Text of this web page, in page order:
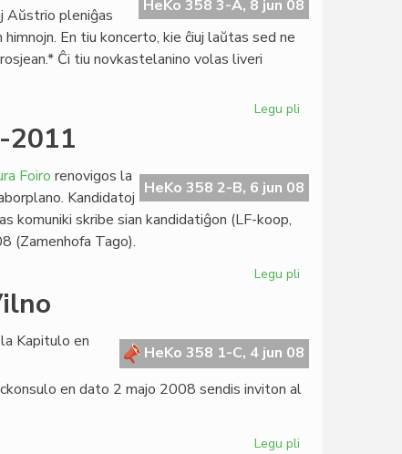
Lisbona
HeKo 358 3-A, 8 jun 08
Aŭstrio pleniĝas
En tiu koncerto, kie ĉiuj laŭtas sed ne
Ĉi tiu novkastelanino volas liveri
Legu pli
la
Marseljezon
2011
HeKo 358 2-B, 6 jun 08
Foiro renovigos la
Kandidatoj
komuniki skribe sian kandidatiĝon (LF-koop,
(Zamenhofa Tago).
Legu pli
koop
2009-
2011
HeKo 358 1-C, 4 jun 08
Kapitulo en
en dato 2 majo 2008 sendis inviton al
Legu pli